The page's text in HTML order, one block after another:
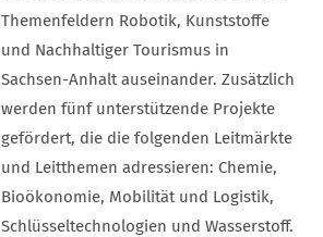
Themenfeldern Robotik, Kunststoffe
und Nachhaltiger Tourismus in
Sachsen-Anhalt auseinander. Zusätzlich
werden fünf unterstützende Projekte
gefördert, die die folgenden Leitmärkte
und Leitthemen adressieren: Chemie,
Bioökonomie, Mobilität und Logistik,
Schlüsseltechnologien und Wasserstoff.